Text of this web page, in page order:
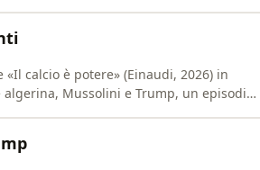
calcio è potere» (Einaudi, 2026) in
Mussolini e Trump, un episodio